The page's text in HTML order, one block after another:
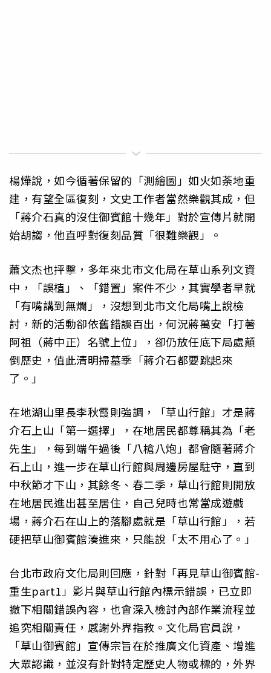
楊燁說，如今循著保留的「測繪圖」如火如荼地重
建，有望全區復刻，文史工作者當然樂觀其成，但
「蔣介石真的沒住御賓館十幾年」對於宣傳片就開
始胡謅，他直呼對復刻品質「很難樂觀」。
蕭文杰也抨擊，多年來北市文化局在草山系列文資
中，「誤植」、「錯置」案件不少，其實學者早就
「有嘴講到無爛」，沒想到北市文化局嘴上說檢
討，新的活動卻依舊錯誤百出，何況蔣萬安「打著
阿祖（蔣中正）名號上位」，卻仍放任底下局處顛
倒歷史，值此清明掃墓季「蔣介石都要跳起來
了。」
在地湖山里長李秋霞則強調，「草山行館」才是蔣
介石上山「第一選擇」，在地居民都尊稱其為「老
先生」，每到端午過後「八槍八炮」都會隨著蔣介
石上山，進一步在草山行館與周邊房屋駐守，直到
中秋節才下山，其餘冬、春二季，草山行館則開放
在地居民進出甚至居住，自己兒時也常當成遊戲
場，蔣介石在山上的落腳處就是「草山行館」，若
硬把草山御賓館湊進來，只能說「太不用心了。」
台北市政府文化局則回應，針對「再見草山御賓館-
重生part1」影片與草山行館內標示錯誤，已立即
撤下相關錯誤內容，也會深入檢討內部作業流程並
追究相關責任，感謝外界指教。文化局官員說，
「草山御賓館」宣傳宗旨在於推廣文化資產、增進
大眾認識，並沒有針對特定歷史人物或標的，外界